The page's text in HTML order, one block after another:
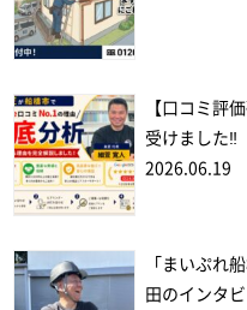
【口コミ評
受けました‼
2026.06.19
「まいぷれ
田のインタ